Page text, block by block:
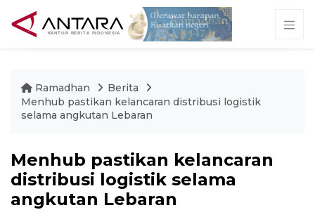
Ramadhan
Berita
Menhub pastikan kelancaran distribusi logistik
selama angkutan Lebaran
Menhub pastikan kelancaran
distribusi logistik selama
angkutan Lebaran